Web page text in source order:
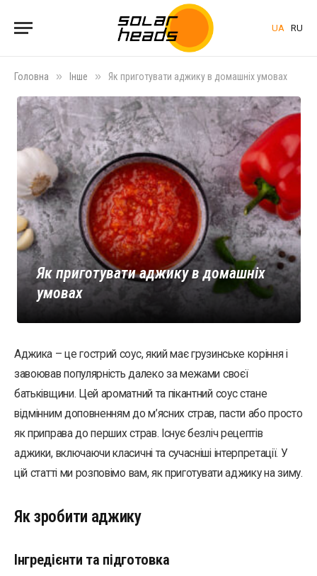
UA RU
Головна » Інше » Як приготувати аджику в домашніх умовах
Як приготувати аджику в домашніх
умовах
Аджика – це гострий соус, який має грузинське коріння і
завоював популярність далеко за межами своєї
батьківщини. Цей ароматний та пікантний соус стане
відмінним доповненням до м’ясних страв, пасти або просто
як приправа до перших страв. Існує безліч рецептів
аджики, включаючи класичні та сучасніші інтерпретації. У
цій статті ми розповімо вам, як приготувати аджику на зиму.
Як зробити аджику
Інгредієнти та підготовка